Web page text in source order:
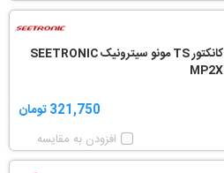
کانکتور TS مونو سیترونیک SEETRONIC
MP2X
321,750 تومان
افزودن به مقایسه